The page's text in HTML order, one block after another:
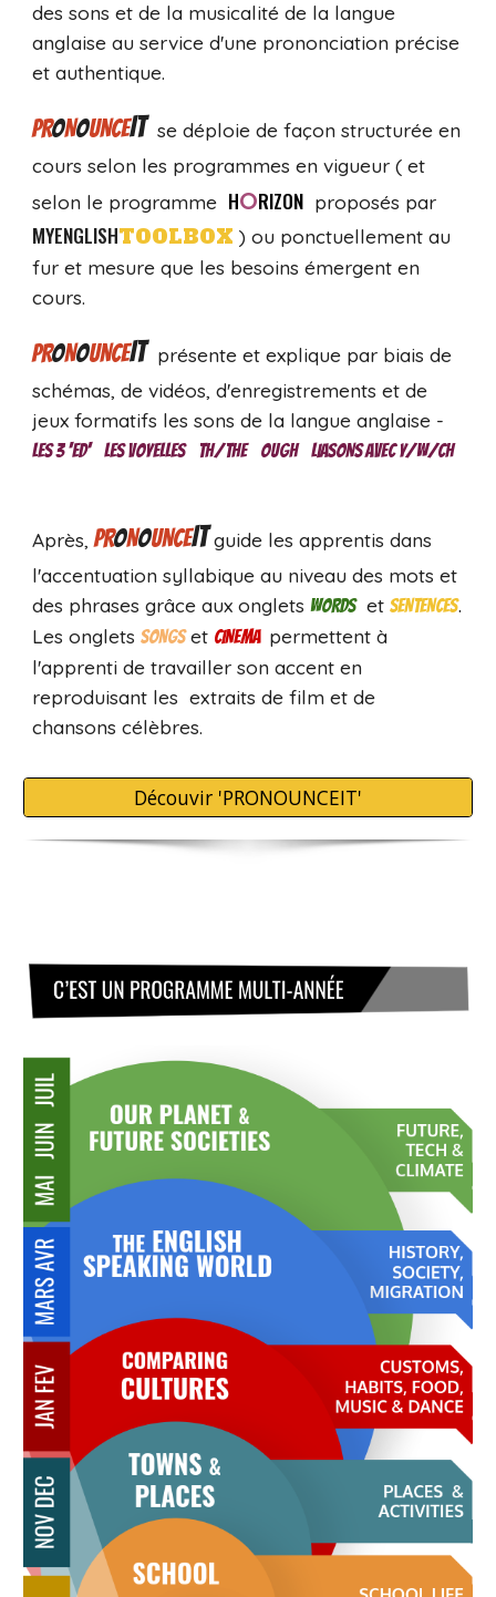
des sons et de la musicalité de la langue
anglaise au service d'une prononciation précise
et authentique.
PRONOUNCEIT se déploie de façon structurée en
cours selon les programmes en vigueur ( et
selon le programme HORIZON proposés par
MYENGLISHTOOLBOX )ou ponctuellement au
fur et mesure que les besoins émergent en
cours.
PRONOUNCEIT présente et explique par biais de
schémas, de vidéos, d'enregistrements et de
jeux formatifs les sons de la langue anglaise -
LES 3 'ED' LES VOYELLES TH/THE OUGH LIASONS AVECY/W/CH
Après,PRONOUNCEITguide les apprentis dans
l'accentuation syllabique au niveau des mots et
des phrases grâce aux ongletsWORDS et SENTENCES.
Les ongletsSONGSet CINEMA permettent à
l'apprenti de travailler son accent en
reproduisant les extraits de film et de
chansons célèbres.
Découvir 'PRONOUNCEIT'